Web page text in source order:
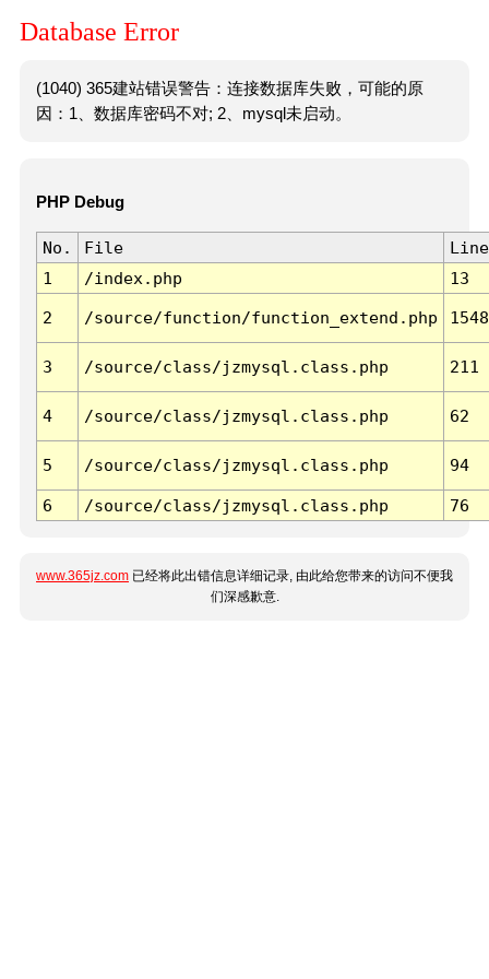
Database Error
(1040) 365建站错误警告：连接数据库失败，可能的原
因：1、数据库密码不对; 2、mysql未启动。
PHP Debug
No. File
Line
1
/index.php 13
2 /source/function/function_extend.php 1548
3 /source/class/jzmysql.class.php 211
4 /source/class/jzmysql.class.php 62
5 /source/class/jzmysql.class.php 94
6 /source/class/jzmysql.class.php 76
www.365jz.com 已经将此出错信息详细记录, 由此给您带来的访问不便我
们深感歉意.